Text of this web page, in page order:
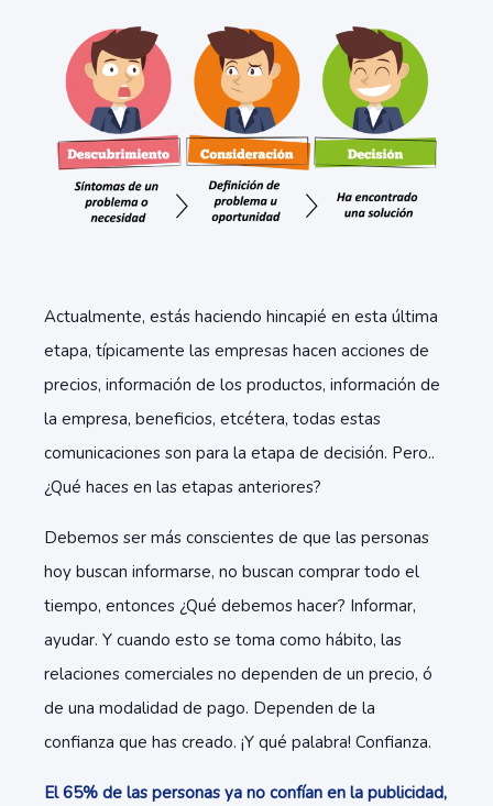
Actualmente, estás haciendo hincapié en esta última
etapa, típicamente las empresas hacen acciones de
precios, información de los productos, información de
la empresa, beneficios, etcétera, todas estas
comunicaciones son para la etapa de decisión. Pero..
¿Qué haces en las etapas anteriores?
Debemos ser más conscientes de que las personas
hoy buscan informarse, no buscan comprar todo el
tiempo, entonces ¿Qué debemos hacer? Informar,
ayudar. Y cuando esto se toma como hábito, las
relaciones comerciales no dependen de un precio, ó
de una modalidad de pago. Dependen de la
confianza que has creado. ¡Y qué palabra! Confianza.
El 65% de las personas ya no confían en la publicidad,